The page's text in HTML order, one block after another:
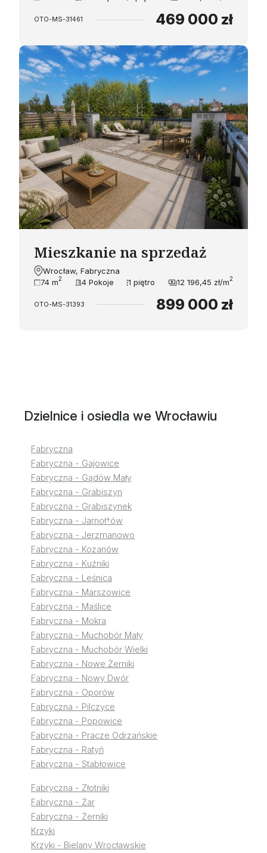
OTO-MS-31461 469 000 zł
Mieszkanie na sprzedaż
Wrocław, Fabryczna
74 m2 4 Pokoje 1 piętro 12 196,45 zł/m2
OTO-MS-31393 899 000 zł
Dzielnice i osiedla we Wrocławiu
Fabryczna
Fabryczna - Gajowice
Fabryczna - Gądów Mały
Fabryczna - Grabiszyn
Fabryczna - Grabiszynek
Fabryczna - Jarnoł†ów
Fabryczna - Jerzmanowo
Fabryczna - Kozanów
Fabryczna - Kuźniki
Fabryczna - Leśnica
Fabryczna - Marszowice
Fabryczna - Maślice
Fabryczna - Mokra
Fabryczna - Muchobór Mały
Fabryczna - Muchobór Wielki
Fabryczna - Nowe Żerniki
Fabryczna - Nowy Dwór
Fabryczna - Oporów
Fabryczna - Pilczyce
Fabryczna - Popowice
Fabryczna - Pracze Odrzańskie
Fabryczna - Ratyń
Fabryczna - Stabłowice
Fabryczna - Złotniki
Fabryczna - Żar
Fabryczna - Żerniki
Krzyki
Krzyki - Bielany Wrocławskie